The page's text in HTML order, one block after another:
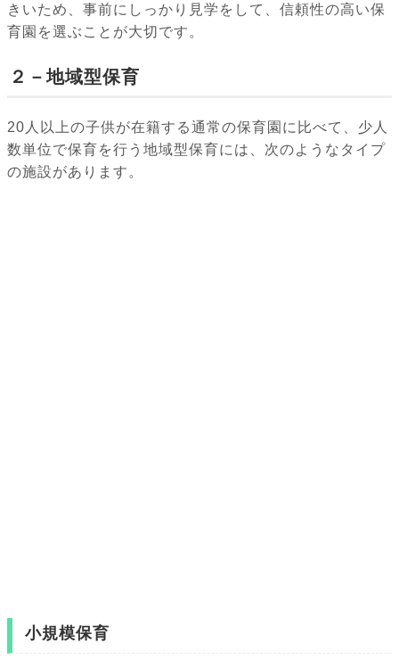
きいため、事前にしっかり見学をして、信頼性の高い保
育園を選ぶことが大切です。
２－地域型保育
20人以上の子供が在籍する通常の保育園に比べて、少人
数単位で保育を行う地域型保育には、次のようなタイプ
の施設があります。
小規模保育